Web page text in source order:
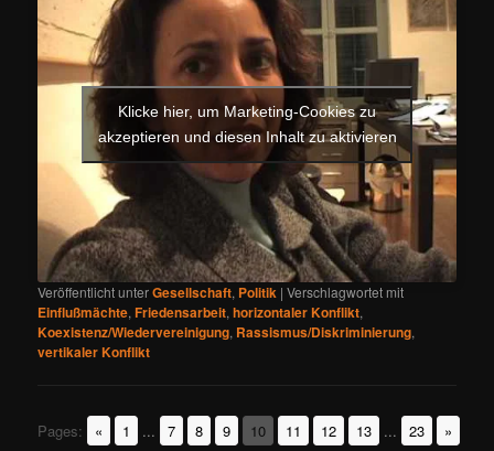
Klicke hier, um Marketing-Cookies zu
akzeptieren und diesen Inhalt zu aktivieren
Veröffentlicht unterGesellschaft, Politik |Verschlagwortet mit
Einflußmächte,Friedensarbeit,horizontaler Konflikt,
Koexistenz/Wiedervereinigung, Rassismus/Diskriminierung,
vertikaler Konflikt
Pages: « 1 ... 7 8 9 10 11 12 13 ... 23
»